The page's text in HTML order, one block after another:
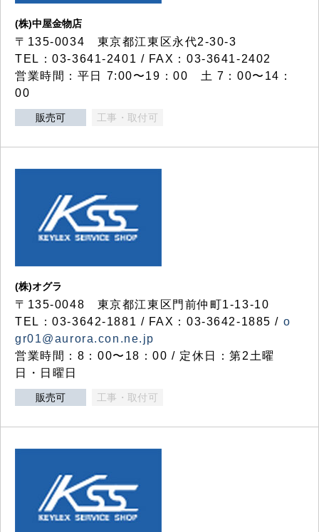
(株)中屋金物店
〒135-0034 東京都江東区永代2-30-3
TEL：03-3641-2401 / FAX：03-3641-2402
営業時間：平日 7:00〜19：00 土 7：00〜14：
00
販売可 工事・取付可
(株)オグラ
〒135-0048 東京都江東区門前仲町1-13-10
TEL：03-3642-1881 / FAX：03-3642-1885 / o
gr01@aurora.con.ne.jp
営業時間：8：00〜18：00 / 定休日：第2土曜
日・日曜日
販売可 工事・取付可